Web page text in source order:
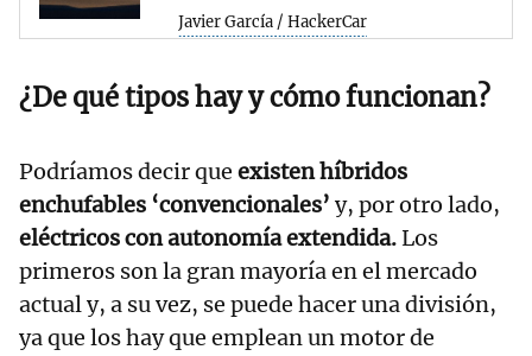
Javier García / HackerCar
¿De qué tipos hay y cómo funcionan?
Podríamos decir que existen híbridos
enchufables ‘convencionales’ y, por otro lado,
eléctricos con autonomía extendida.Los
primeros son la gran mayoría en el mercado
actual y, a su vez, se puede hacer una división,
ya que los hay que emplean un motor de